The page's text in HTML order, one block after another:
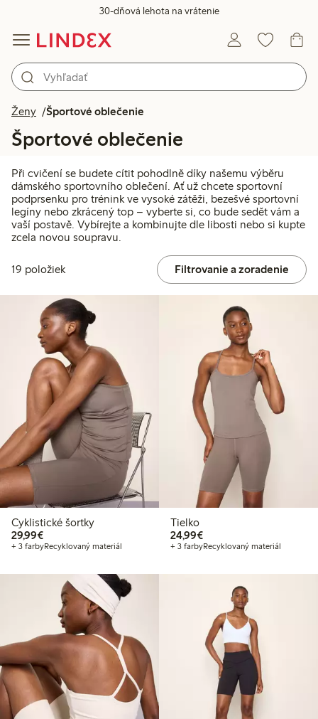
30-dňová lehota na vrátenie
Ženy Športové oblečenie
Športové oblečenie
Při cvičení se budete cítit pohodlně díky našemu výběru
dámského sportovního oblečení. Ať už chcete sportovní
podprsenku pro trénink ve vysoké zátěži, bezešvé sportovní
legíny nebo zkrácený top – vyberte si, co bude sedět vám a
vaší postavě. Vybírejte a kombinujte dle libosti nebo si kupte
zcela novou soupravu.
19 položiek Filtrovanie a zoradenie
Cyklistické šortky
29,99€29,99 €
+ 3 farbyRecyklovaný materiál
Tielko
24,99€24,99 €
+ 3 farbyRecyklovaný materiál